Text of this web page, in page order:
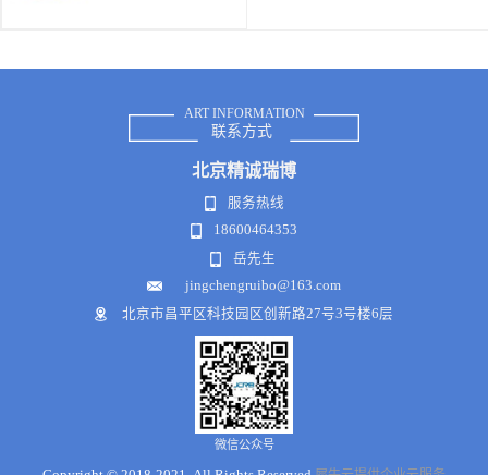
ART INFORMATION
联系方式
北京精诚瑞博
服务热线
18600464353
岳先生
jingchengruibo@163.com
北京市昌平区科技园区创新路27号3号楼6层
微信公众号